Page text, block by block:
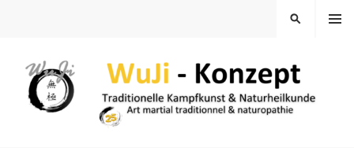
MENÜ
SUCHEN